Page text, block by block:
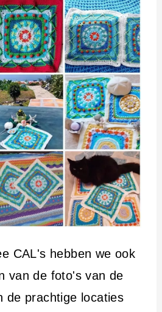
CAL's hebben we ook
van de foto's van de
de prachtige locaties